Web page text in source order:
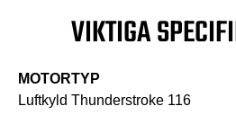
VIKTIGA
MOTORTYP
Luftkyld Thunderstroke 116